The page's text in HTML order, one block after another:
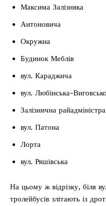
Максима Залізняка
Антоновича
Окружна
Будинок Меблів
вул. Караджича
вул. Любінська-
Залізнична
вул. Патона
Лорта
вул. Ряшівська
На цьому ж відрізку, біля
тролейбусів злітають із